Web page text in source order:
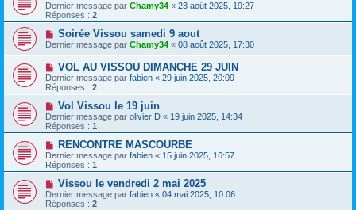
Dernier message par Chamy34 « 23 août 2025, 19:27
Réponses : 2
Soirée Vissou samedi 9 aout
Dernier message par Chamy34 « 08 août 2025, 17:30
VOL AU VISSOU DIMANCHE 29 JUIN
Dernier message par fabien « 29 juin 2025, 20:09
Réponses : 2
Vol Vissou le 19 juin
Dernier message par olivier D « 19 juin 2025, 14:34
Réponses : 1
RENCONTRE MASCOURBE
Dernier message par fabien « 15 juin 2025, 16:57
Réponses : 1
Vissou le vendredi 2 mai 2025
Dernier message par fabien « 04 mai 2025, 10:06
Réponses : 2